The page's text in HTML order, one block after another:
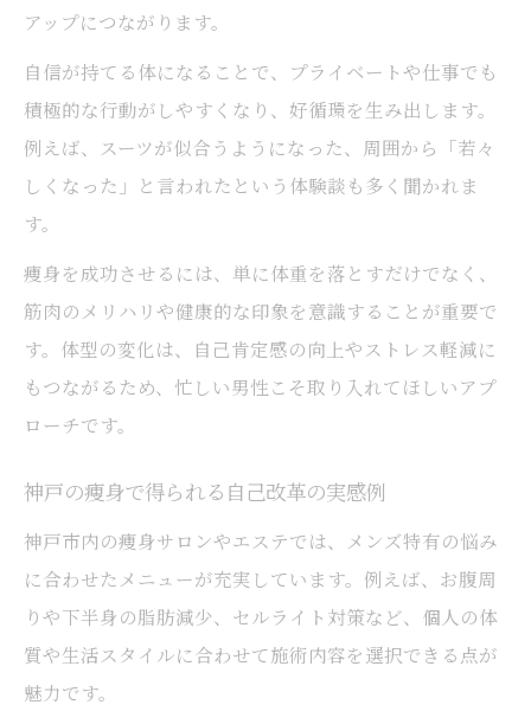
アップにつながります。
自信が持てる体になることで、プライベートや仕事でも
積極的な行動がしやすくなり、好循環を生み出します。
例えば、スーツが似合うようになった、周囲から「若々
しくなった」と言われたという体験談も多く聞かれま
す。
痩身を成功させるには、単に体重を落とすだけでなく、
筋肉のメリハリや健康的な印象を意識することが重要で
す。体型の変化は、自己肯定感の向上やストレス軽減に
もつながるため、忙しい男性こそ取り入れてほしいアプ
ローチです。
神戸の痩身で得られる自己改革の実感例
神戸市内の痩身サロンやエステでは、メンズ特有の悩み
に合わせたメニューが充実しています。例えば、お腹周
りや下半身の脂肪減少、セルライト対策など、個人の体
質や生活スタイルに合わせて施術内容を選択できる点が
魅力です。